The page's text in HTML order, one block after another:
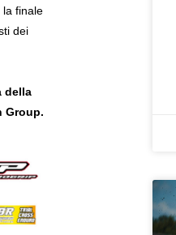
la finale
dei
della
Group.